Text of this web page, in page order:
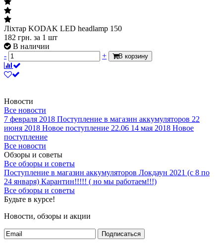
Ліхтар KODAK LED headlamp 150
182 грн. за 1 шт
В наличии
-
+ В корзину
Новости
Все новости
7 февраля 2018 Поступление в магазин аккумуляторов 22
июня 2018 Новое поступление 22.06 14 мая 2018 Новое
поступление
Все новости
Обзоры и советы
Все обзоры и советы
Поступление в магазин аккумуляторов Локдаун 2021 (с 8 по
24 января) Карантин!!!!! ( но мы работаем!!!)
Все обзоры и советы
Будьте в курсе!
Новости, обзоры и акции
Подписаться